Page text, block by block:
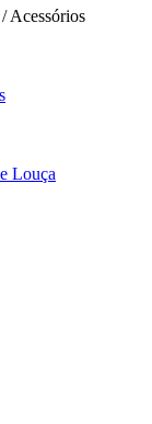
Acessórios
Louça